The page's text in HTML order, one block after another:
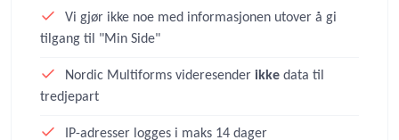
Vi gjør ikke noe med informasjonen utover å gi
tilgang til "Min Side"
Nordic Multiforms videresender ikkedata til
tredjepart
IP-adresser logges i maks 14 dager